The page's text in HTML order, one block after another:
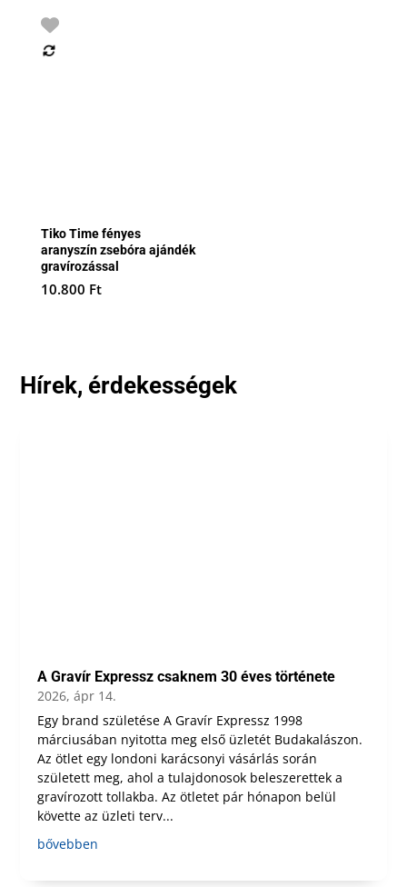
Tiko Time fényes
aranyszín zsebóra ajándék
gravírozással
10.800 Ft
Hírek, érdekességek
A Gravír Expressz csaknem 30 éves története
2026, ápr 14.
Egy brand születése A Gravír Expressz 1998
márciusában nyitotta meg első üzletét Budakalászon.
Az ötlet egy londoni karácsonyi vásárlás során
született meg, ahol a tulajdonosok beleszerettek a
gravírozott tollakba. Az ötletet pár hónapon belül
követte az üzleti terv...
bővebben